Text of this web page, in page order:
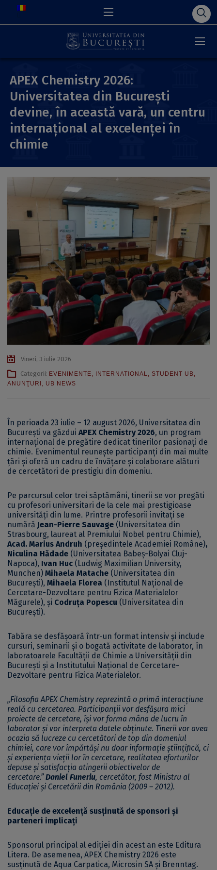
APEX Chemistry 2026:
Universitatea din București
devine, în această vară, un centru
internațional al excelenței în
chimie
Vineri, 3 iulie 2026
Categorii: EVENIMENTE, INTERNATIONAL, STUDENT UB,
ANUNŢURI , UB NEWS
În perioada 23 iulie – 12 august 2026, Universitatea din
București va găzdui APEX Chemistry 2026, un program
internațional de pregătire dedicat tinerilor pasionați de
chimie. Evenimentul reunește participanți din mai multe
țări și oferă un cadru de învățare și colaborare alături
de cercetători de prestigiu din domeniu.
Pe parcursul celor trei săptămâni, tinerii se vor pregăti
cu profesori universitari de la cele mai prestigioase
universități din lume. Printre profesorii invitați se
numără Jean-Pierre Sauvage (Universitatea din
Strasbourg, laureat al Premiului Nobel pentru Chimie),
Acad. Marius Andruh (președintele Academiei Române),
Niculina Hădade (Universitatea Babeș-Bolyai Cluj-
Napoca), Ivan Huc (Ludwig Maximilian University,
Munchen) Mihaela Matache (Universitatea din
București), Mihaela Florea (Institutul Național de
Cercetare-Dezvoltare pentru Fizica Materialelor
Măgurele), și Codruța Popescu (Universitatea din
București).
Tabăra se desfășoară într-un format intensiv și include
cursuri, seminarii și o bogată activitate de laborator, în
laboratoarele Facultății de Chimie a Universității din
București și a Institutului Național de Cercetare-
Dezvoltare pentru Fizica Materialelor.
„Filosofia APEX Chemistry reprezintă o primă interacțiune
reală cu cercetarea. Participanții vor desfășura mici
proiecte de cercetare, își vor forma mâna de lucru în
laborator și vor interpreta datele obținute. Tinerii vor avea
ocazia să lucreze cu cercetători de top din domeniul
chimiei, care vor împărtăși nu doar informație științifică, ci
și experiența vieții lor în cercetare, realitatea eforturilor
depuse și satisfacția atingerii obiectivelor de
cercetare.”Daniel Funeriu, cercetător, fost Ministru al
Educației și Cercetării din România (2009 – 2012).
Educație de excelență susținută de sponsori și
parteneri implicați
Sponsorul principal al ediției din acest an este Editura
Litera. De asemenea, APEX Chemistry 2026 este
susținută de Aqua Carpatica, Microsin SA și Brenntag.